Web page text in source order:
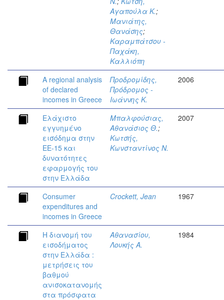
Αγαπούλα Κ.;
Μανιάτης,
Θανάσης;
Καραμπάτσου -
Παχάκη,
Καλλιόπη
A regional analysis
of declared
incomes in Greece
Προδρομίδης,
Πρόδρομος -
Ιωάννης Κ.
2006
Ελάχιστο
εγγυημένο
εισόδημα στην
ΕΕ-15 και
δυνατότητες
εφαρμογής του
στην Ελλάδα
Μπαλφούσιας,
Αθανάσιος Θ.;
Κωτσής,
Κωνσταντίνος Ν.
2007
Consumer
expenditures and
incomes in Greece
Crockett, Jean 1967
Η διανομή του
εισοδήματος
στην Ελλάδα :
μετρήσεις του
βαθμού
ανισοκατανομής
στα πρόσφατα
Αθανασίου,
Λουκής Α.
1984